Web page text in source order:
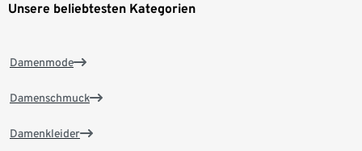
Unsere beliebtesten Kategorien
Damenmode
Damenschmuck
Damenkleider